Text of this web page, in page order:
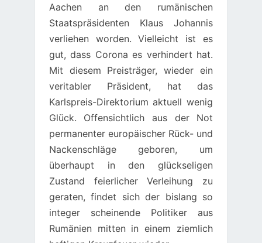
Aachen an den rumänischen
Staatspräsidenten Klaus Johannis
verliehen worden. Vielleicht ist es
gut, dass Corona es verhindert hat.
Mit diesem Preisträger, wieder ein
veritabler Präsident, hat das
Karlspreis-Direktorium aktuell wenig
Glück. Offensichtlich aus der Not
permanenter europäischer Rück- und
Nackenschläge geboren, um
überhaupt in den glückseligen
Zustand feierlicher Verleihung zu
geraten, findet sich der bislang so
integer scheinende Politiker aus
Rumänien mitten in einem ziemlich